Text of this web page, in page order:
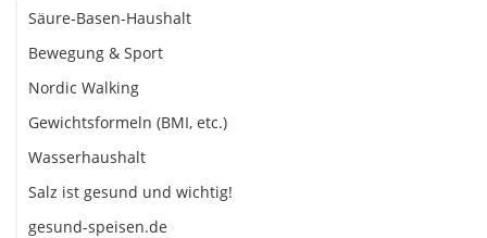
Säure-Basen-Haushalt
Bewegung & Sport
Nordic Walking
Gewichtsformeln (BMI, etc.)
Wasserhaushalt
Salz ist gesund und wichtig!
gesund-speisen.de